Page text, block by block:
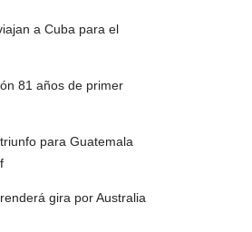
a Cuba para el
81 años de primer
para Guatemala
gira por Australia